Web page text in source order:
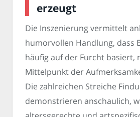
erzeugt
Die Inszenierung vermittelt
humorvollen Handlung, dass
häufig auf der Furcht basiert,
Mittelpunkt der
Die zahlreichen Streiche
demonstrieren anschaulich,